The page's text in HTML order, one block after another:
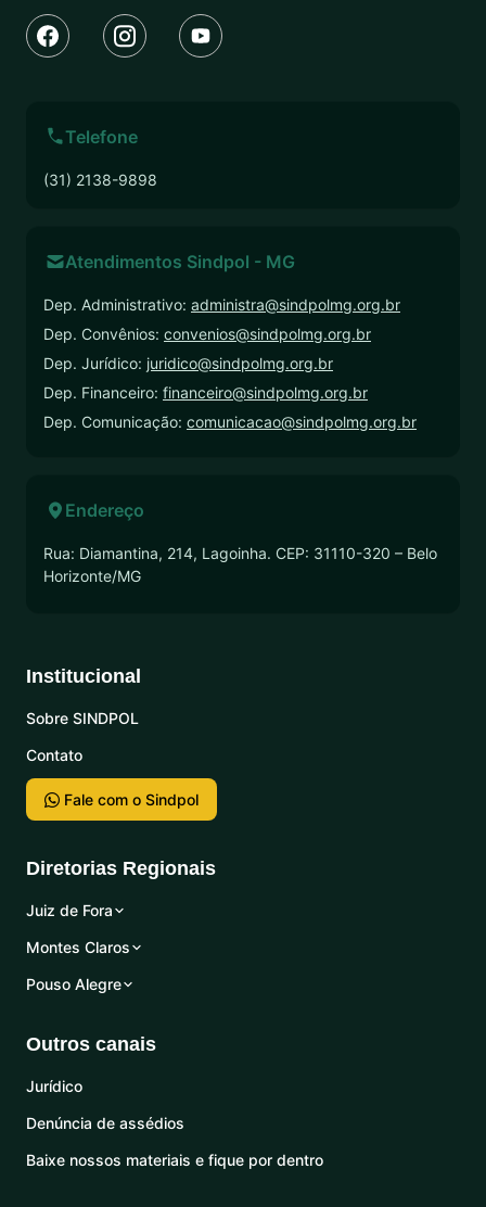
Telefone
(31) 2138-9898
Atendimentos Sindpol - MG
Dep. Administrativo: administra@sindpolmg.org.br
Dep. Convênios: convenios@sindpolmg.org.br
Dep. Jurídico: juridico@sindpolmg.org.br
Dep. Financeiro: financeiro@sindpolmg.org.br
Dep. Comunicação: comunicacao@sindpolmg.org.br
Endereço
Rua: Diamantina, 214, Lagoinha. CEP: 31110-320 – Belo
Horizonte/MG
Institucional
Sobre SINDPOL
Contato
Fale com o Sindpol
Diretorias Regionais
Juiz de Fora
Montes Claros
Pouso Alegre
Outros canais
Jurídico
Denúncia de assédios
Baixe nossos materiais e fique por dentro